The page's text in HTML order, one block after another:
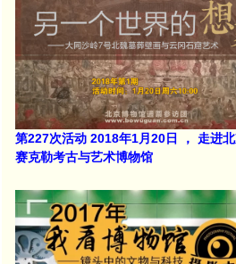
第227次活动 2018年1月20日 ， 走进
赛克勒考古与艺术博物馆